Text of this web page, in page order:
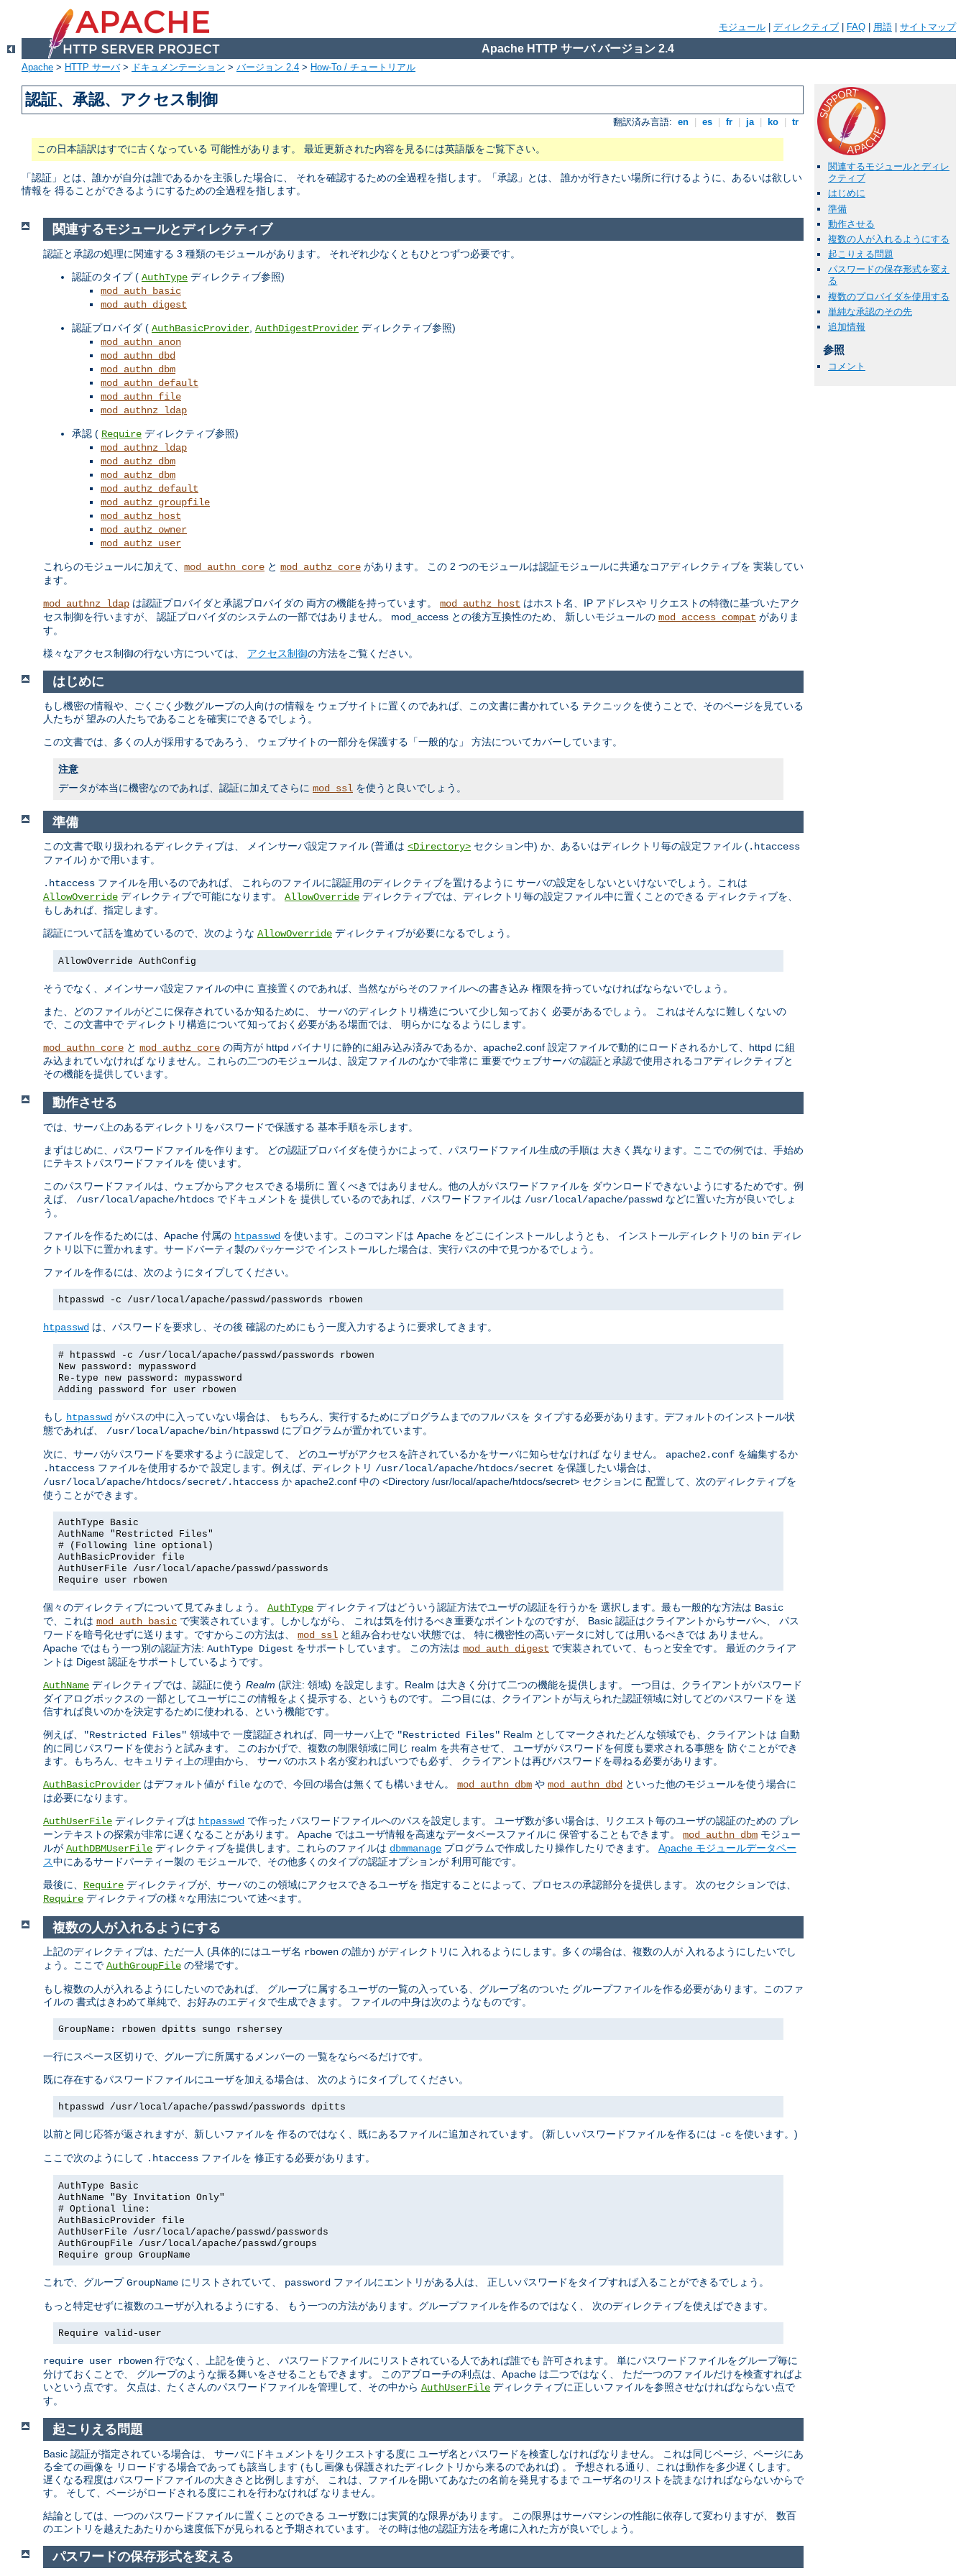
モジュール ディレクティブ FAQ 用語 サイトマップ
Apache HTTP サーバ バージョン 2.4
Apache > HTTP サーバ> ドキュメンテーション > バージョン 2.4 > How-To / チュートリアル
認証、承認、アクセス制御
翻訳済み言語: en es fr ja ko tr
この日本語訳はすでに古くなっている 可能性があります。 最近更新された内容を見るには英語版をご覧下さい。
「認証」とは、誰かが自分は誰であるかを主張した場合に、 それを確認するための全過程を指します。「承認」とは、 誰かが行きたい場所に行けるように、あるいは欲しい
情報を 得ることができるようにするための全過程を指します。
関連するモジュールとディレ
クティブ
はじめに
準備
動作させる
複数の人が入れるようにする
起こりえる問題
パスワードの保存形式を変え
る
複数のプロバイダを使用する
単純な承認のその先
追加情報
参照
コメント
関連するモジュールとディレクティブ
認証と承認の処理に関連する 3 種類のモジュールがあります。 それぞれ少なくともひとつずつ必要です。
認証のタイプ ( AuthType ディレクティブ参照)
mod_auth_basic
mod_auth_digest
認証プロバイダ ( AuthBasicProvider AuthDigestProvider ディレクティブ参照)
mod_authn_anon
mod_authn_dbd
mod_authn_dbm
mod_authn_default
mod_authn_file
mod_authnz_ldap
承認 ( Require ディレクティブ参照)
mod_authnz_ldap
mod_authz_dbm
mod_authz_dbm
mod_authz_default
mod_authz_groupfile
mod_authz_host
mod_authz_owner
mod_authz_user
これらのモジュールに加えて、 mod_authn_core と mod_authz_core があります。 この 2 つのモジュールは認証モジュールに共通なコアディレクティブを 実装してい
ます。
mod_authnz_ldap は認証プロバイダと承認プロバイダの 両方の機能を持っています。 mod_authz_host はホスト名、IP アドレスや リクエストの特徴に基づいたアク
セス制御を行いますが、 認証プロバイダのシステムの一部ではありません。 mod_access との後方互換性のため、 新しいモジュールの mod_access_compat がありま
す。
様々なアクセス制御の行ない方については、 アクセス制御の方法をご覧ください。
はじめに
もし機密の情報や、ごくごく少数グループの人向けの情報を ウェブサイトに置くのであれば、この文書に書かれている テクニックを使うことで、そのページを見ている
人たちが 望みの人たちであることを確実にできるでしょう。
この文書では、多くの人が採用するであろう、 ウェブサイトの一部分を保護する「一般的な」 方法についてカバーしています。
注意
データが本当に機密なのであれば、認証に加えてさらに mod_ssl を使うと良いでしょう。
準備
この文書で取り扱われるディレクティブは、 メインサーバ設定ファイル (普通は <Directory> セクション中) か、あるいはディレクトリ毎の設定ファイル (.htaccess
ファイル) かで用います。
.htaccess ファイルを用いるのであれば、 これらのファイルに認証用のディレクティブを置けるように サーバの設定をしないといけないでしょう。これは
AllowOverride ディレクティブで可能になります。 AllowOverride ディレクティブでは、ディレクトリ毎の設定ファイル中に置くことのできる ディレクティブを、
もしあれば、指定します。
認証について話を進めているので、次のような AllowOverride ディレクティブが必要になるでしょう。
AllowOverride AuthConfig
そうでなく、メインサーバ設定ファイルの中に 直接置くのであれば、当然ながらそのファイルへの書き込み 権限を持っていなければならないでしょう。
また、どのファイルがどこに保存されているか知るために、 サーバのディレクトリ構造について少し知っておく 必要があるでしょう。 これはそんなに難しくないの
で、この文書中で ディレクトリ構造について知っておく必要がある場面では、 明らかになるようにします。
mod_authn_core と mod_authz_core の両方が httpd バイナリに静的に組み込み済みであるか、apache2.conf 設定ファイルで動的にロードされるかして、httpd に組
み込まれていなければ なりません。これらの二つのモジュールは、設定ファイルのなかで非常に 重要でウェブサーバの認証と承認で使用されるコアディレクティブと
その機能を提供しています。
動作させる
では、サーバ上のあるディレクトリをパスワードで保護する 基本手順を示します。
まずはじめに、パスワードファイルを作ります。 どの認証プロバイダを使うかによって、パスワードファイル生成の手順は 大きく異なります。ここでの例では、手始め
にテキストパスワードファイルを 使います。
このパスワードファイルは、ウェブからアクセスできる場所に 置くべきではありません。他の人がパスワードファイルを ダウンロードできないようにするためです。例
えば、 /usr/local/apache/htdocs でドキュメントを 提供しているのであれば、パスワードファイルは /usr/local/apache/passwd などに置いた方が良いでしょ
う。
ファイルを作るためには、Apache 付属の htpasswd を使います。このコマンドは Apache をどこにインストールしようとも、 インストールディレクトリの bin ディレ
クトリ以下に置かれます。サードバーティ製のパッケージで インストールした場合は、実行パスの中で見つかるでしょう。
ファイルを作るには、次のようにタイプしてください。
htpasswd -c /usr/local/apache/passwd/passwords rbowen
htpasswd は、パスワードを要求し、その後 確認のためにもう一度入力するように要求してきます。
# htpasswd -c /usr/local/apache/passwd/passwords rbowen
New password: mypassword
Re-type new password: mypassword
Adding password for user rbowen
もし htpasswd がパスの中に入っていない場合は、 もちろん、実行するためにプログラムまでのフルパスを タイプする必要があります。デフォルトのインストール状
態であれば、 /usr/local/apache/bin/htpasswd にプログラムが置かれています。
次に、サーバがパスワードを要求するように設定して、 どのユーザがアクセスを許されているかをサーバに知らせなければ なりません。 apache2.conf を編集するか
.htaccess ファイルを使用するかで 設定します。例えば、ディレクトリ /usr/local/apache/htdocs/secret を保護したい場合は、
/usr/local/apache/htdocs/secret/.htaccess か apache2.conf 中の <Directory /usr/local/apache/htdocs/secret> セクションに 配置して、次のディレクティブを
使うことができます。
AuthType Basic
AuthName "Restricted Files"
# (Following line optional)
AuthBasicProvider file
AuthUserFile /usr/local/apache/passwd/passwords
Require user rbowen
個々のディレクティブについて見てみましょう。 AuthType ディレクティブはどういう認証方法でユーザの認証を行うかを 選択します。最も一般的な方法は Basic
で、これは mod_auth_basic で実装されています。しかしながら、 これは気を付けるべき重要なポイントなのですが、 Basic 認証はクライアントからサーバへ、 パス
ワードを暗号化せずに送ります。ですからこの方法は、 mod_ssl と組み合わせない状態では、 特に機密性の高いデータに対しては用いるべきでは ありません。
Apache ではもう一つ別の認証方法: AuthType Digest をサポートしています。 この方法は mod_auth_digest で実装されていて、もっと安全です。 最近のクライア
ントは Digest 認証をサポートしているようです。
AuthName ディレクティブでは、認証に使う Realm (訳注: 領域) を設定します。Realm は大きく分けて二つの機能を提供します。 一つ目は、クライアントがパスワード
ダイアログボックスの 一部としてユーザにこの情報をよく提示する、というものです。 二つ目には、クライアントが与えられた認証領域に対してどのパスワードを 送
信すれば良いのかを決定するために使われる、という機能です。
例えば、
"Restricted Files" 領域中で 一度認証されれば、同一サーバ上で "Restricted Files" Realm としてマークされたどんな領域でも、クライアントは 自動
的に同じパスワードを使おうと試みます。 このおかげで、複数の制限領域に同じ realm を共有させて、 ユーザがパスワードを何度も要求される事態を 防ぐことができ
ます。もちろん、セキュリティ上の理由から、 サーバのホスト名が変わればいつでも必ず、 クライアントは再びパスワードを尋ねる必要があります。
AuthBasicProvider はデフォルト値が file なので、今回の場合は無くても構いません。 mod_authn_dbm や mod_authn_dbd といった他のモジュールを使う場合に
は必要になります。
AuthUserFile ディレクティブは htpasswd で作った パスワードファイルへのパスを設定します。 ユーザ数が多い場合は、リクエスト毎のユーザの認証のための プレ
ーンテキストの探索が非常に遅くなることがあります。 Apache ではユーザ情報を高速なデータベースファイルに 保管することもできます。 mod_authn_dbm モジュー
ルが AuthDBMUserFile ディレクティブを提供します。これらのファイルは dbmmanage プログラムで作成したり操作したりできます。 Apache モジュールデータベー
ス中にあるサードパーティー製の モジュールで、その他多くのタイプの認証オプションが 利用可能です。
最後に、 Require ディレクティブが、サーバのこの領域にアクセスできるユーザを 指定することによって、プロセスの承認部分を提供します。 次のセクションでは、
Require ディレクティブの様々な用法について述べます。
複数の人が入れるようにする
上記のディレクティブは、ただ一人 (具体的にはユーザ名 rbowen の誰か) がディレクトリに 入れるようにします。多くの場合は、複数の人が 入れるようにしたいでし
ょう。ここで AuthGroupFile の登場です。
もし複数の人が入れるようにしたいのであれば、 グループに属するユーザの一覧の入っている、グループ名のついた グループファイルを作る必要があります。このファ
イルの 書式はきわめて単純で、お好みのエディタで生成できます。 ファイルの中身は次のようなものです。
GroupName: rbowen dpitts sungo rshersey
一行にスペース区切りで、グループに所属するメンバーの 一覧をならべるだけです。
既に存在するパスワードファイルにユーザを加える場合は、 次のようにタイプしてください。
htpasswd /usr/local/apache/passwd/passwords dpitts
以前と同じ応答が返されますが、新しいファイルを 作るのではなく、既にあるファイルに追加されています。 (新しいパスワードファイルを作るには -c を使います。)
ここで次のようにして .htaccess ファイルを 修正する必要があります。
AuthType Basic
AuthName "By Invitation Only"
# Optional line:
AuthBasicProvider file
AuthUserFile /usr/local/apache/passwd/passwords
AuthGroupFile /usr/local/apache/passwd/groups
Require group GroupName
これで、グループGroupName にリストされていて、 password ファイルにエントリがある人は、 正しいパスワードをタイプすれば入ることができるでしょう。
もっと特定せずに複数のユーザが入れるようにする、 もう一つの方法があります。グループファイルを作るのではなく、 次のディレクティブを使えばできます。
Require valid-user
require user rbowen 行でなく、上記を使うと、 パスワードファイルにリストされている人であれば誰でも 許可されます。 単にパスワードファイルをグループ毎に
分けておくことで、 グループのような振る舞いをさせることもできます。 このアプローチの利点は、Apache は二つではなく、 ただ一つのファイルだけを検査すればよ
いという点です。 欠点は、たくさんのパスワードファイルを管理して、その中から AuthUserFile ディレクティブに正しいファイルを参照させなければならない点で
す。
起こりえる問題
Basic 認証が指定されている場合は、 サーバにドキュメントをリクエストする度に ユーザ名とパスワードを検査しなければなりません。 これは同じページ、ページにあ
る全ての画像を リロードする場合であっても該当します (もし画像も保護されたディレクトリから来るのであれば) 。 予想される通り、これは動作を多少遅くします。
遅くなる程度はパスワードファイルの大きさと比例しますが、 これは、ファイルを開いてあなたの名前を発見するまで ユーザ名のリストを読まなければならないからで
す。 そして、ページがロードされる度にこれを行わなければ なりません。
結論としては、一つのパスワードファイルに置くことのできる ユーザ数には実質的な限界があります。 この限界はサーバマシンの性能に依存して変わりますが、 数百
のエントリを越えたあたりから速度低下が見られると予期されています。 その時は他の認証方法を考慮に入れた方が良いでしょう。
パスワードの保存形式を変える